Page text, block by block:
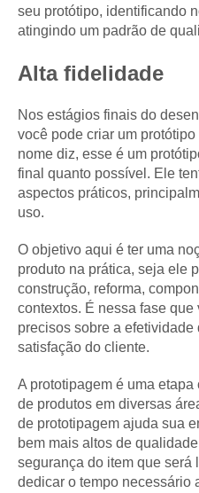
seu protótipo, identificando
atingindo um padrão de
Alta fidelidade
Nos estágios finais do
você pode criar um
nome diz, esse é um
final quanto possível. Ele
aspectos práticos,
uso.
O objetivo aqui é ter uma
produto na prática, seja ele
construção, reforma,
contextos. É nessa fase
precisos sobre a
satisfação do cliente.
A prototipagem é uma
de produtos em diversas
de prototipagem ajuda sua
bem mais altos de
segurança do item que será
dedicar o tempo necessário